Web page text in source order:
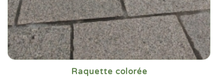
Raquette colorée